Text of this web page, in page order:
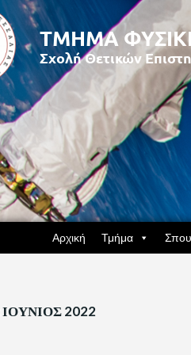
Αρχική Τμήμα
ΙΟΎΝΙΟΣ 2022